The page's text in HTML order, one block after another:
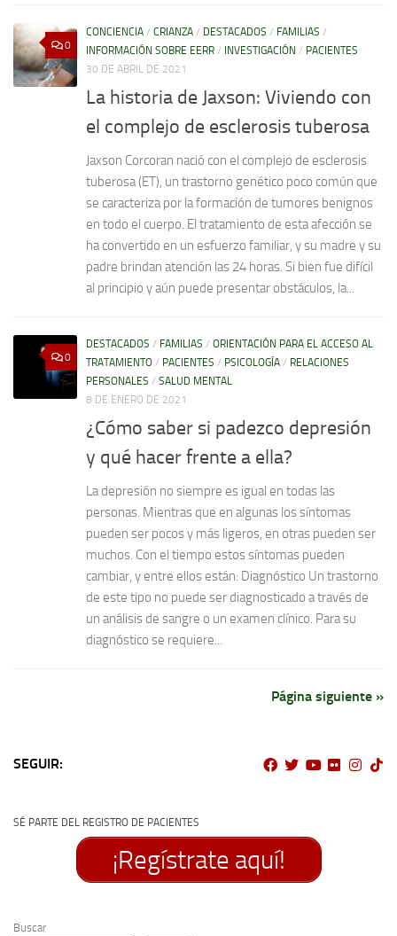
0
CONCIENCIA / CRIANZA / DESTACADOS / FAMILIAS /
INFORMACIÓN SOBRE EERR / INVESTIGACIÓN / PACIENTES
30 DE ABRIL DE 2021
La historia de Jaxson: Viviendo con
el complejo de esclerosis tuberosa
Jaxson Corcoran nació con el complejo de esclerosis
tuberosa (ET), un trastorno genético poco común que
se caracteriza por la formación de tumores benignos
en todo el cuerpo. El tratamiento de esta afección se
ha convertido en un esfuerzo familiar, y su madre y su
padre brindan atención las 24 horas. Si bien fue difícil
al principio y aún puede presentar obstáculos, la...
0
DESTACADOS / FAMILIAS / ORIENTACIÓN PARA EL ACCESO AL
TRATAMIENTO / PACIENTES / PSICOLOGÍA / RELACIONES
PERSONALES / SALUD MENTAL
8 DE ENERO DE 2021
¿Cómo saber si padezco depresión
y qué hacer frente a ella?
La depresión no siempre es igual en todas las
personas. Mientras que en algunas los síntomas
pueden ser pocos y más ligeros, en otras pueden ser
muchos. Con el tiempo estos síntomas pueden
cambiar, y entre ellos están: Diagnóstico Un trastorno
de este tipo no puede ser diagnosticado a través de
un análisis de sangre o un examen clínico. Para su
diagnóstico se requiere...
Página siguiente »
SEGUIR:
SÉ PARTE DEL REGISTRO DE PACIENTES
¡Regístrate aquí!
Buscar